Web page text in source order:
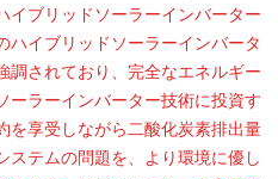
イブリッドソーラーインバーター
ハイブリッドソーラーインバータ
調されており、完全なエネルギー
ーラーインバーター技術に投資す
を享受しながら二酸化炭素排出量
ステムの問題を、より環境に優し